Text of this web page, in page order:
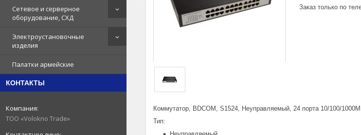
Сетевое и серверное
оборудование, СХД
Электроустановочные
изделия
Палатки армейские
КОНТАКТЫ
ТОО «Volokno Trade»
Заказ только по
Коммутатор, BDCOM, S1524, Неуправляемый, 24 порта 10/100/
Тип: